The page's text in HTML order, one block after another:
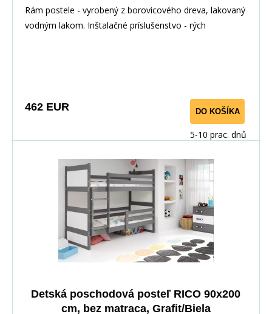
Rám postele - vyrobený z borovicového dreva, lakovaný
vodným lakom. Inštalačné príslušenstvo - rých
462 EUR DO KOŠÍKA
5-10 prac. dnů
Detská poschodová posteľ RICO 90x200
cm, bez matraca, Grafit/Biela